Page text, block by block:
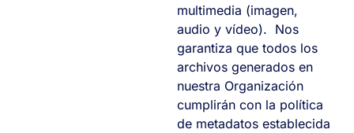
multimedia (imagen,
audio y vídeo). Nos
garantiza que todos los
archivos generados en
nuestra Organización
cumplirán con la política
de metadatos establecida